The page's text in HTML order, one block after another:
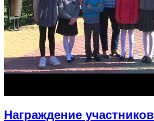
Награждение участников